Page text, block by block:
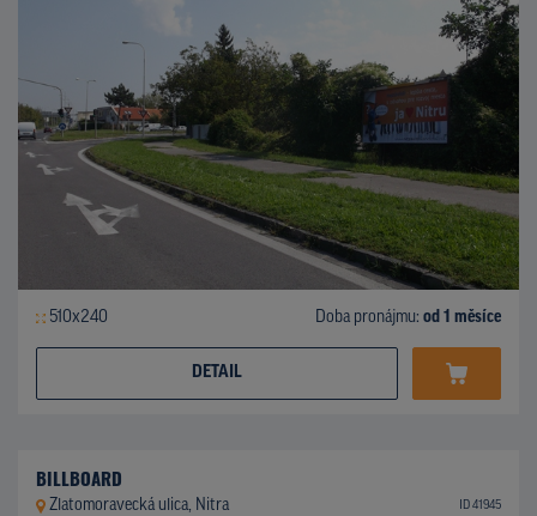
510x240 Doba pronájmu: od 1 měsíce
DETAIL
BILLBOARD
Zlatomoravecká ulica, Nitra ID 41945